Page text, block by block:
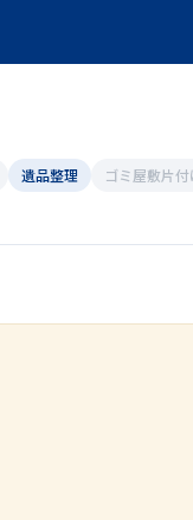
遺品整理 ゴミ屋敷片付